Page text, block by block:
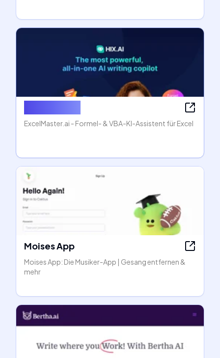
ExcelMaster.ai - Formel- & VBA-KI-Assistent für Excel
Moises App
Moises App: Die Musiker-App | Gesang entfernen &
mehr